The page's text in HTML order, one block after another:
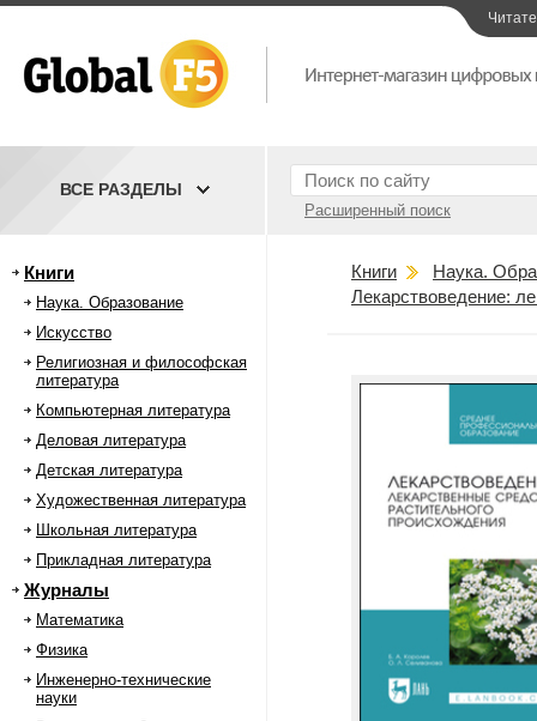
Расширенный поиск
ВСЕ РАЗДЕЛЫ
Книги
Наука. Образование
Искусство
Религиозная и философская
литература
Компьютерная литература
Деловая литература
Детская литература
Художественная литература
Школьная литература
Прикладная литература
Журналы
Математика
Физика
Инженерно-технические
науки
Книги
Наука.
Лекарствоведение: